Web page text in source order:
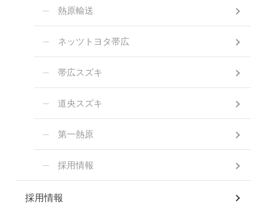
熱原輸送
ネッツトヨタ帯広
帯広スズキ
道央スズキ
第一熱原
採用情報
採用情報